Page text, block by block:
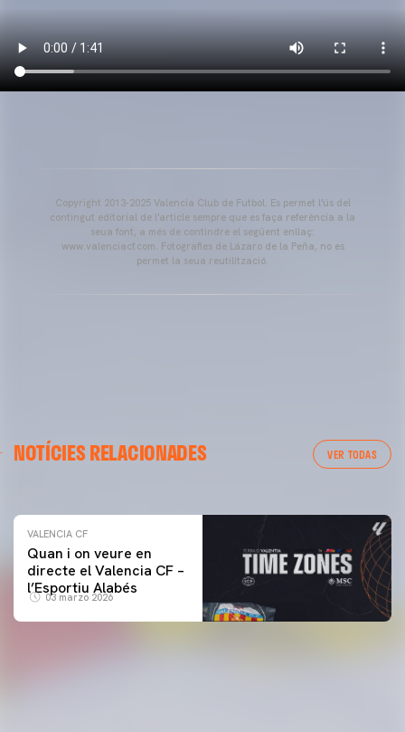
Copyright 2013-2025 Valencia Club de Futbol. Es permet l'ús del
contingut editorial de l'article sempre que es faça referència a la
seua font, a més de contindre el següent enllaç:
www.valenciacf.com. Fotografies de Lázaro de la Peña, no es
permet la seua reutilització.
NOTÍCIES RELACIONADES VER TODAS
ENTRENAMENT DEL VALENCIA CF 04/03/26
VALENCIA CF
Quan i on veure en
directe el Valencia CF –
l’Esportiu Alabés
03 marzo 2026